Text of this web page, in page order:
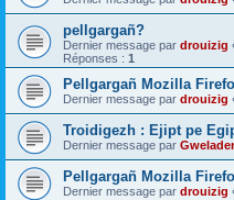
pellgargañ?
Dernier message par drouizig
Réponses : 1
Pellgargañ Mozilla
Dernier message par drouizig
Troidigezh : Ejipt pe
Dernier message par
Pellgargañ Mozilla
Dernier message par drouizig